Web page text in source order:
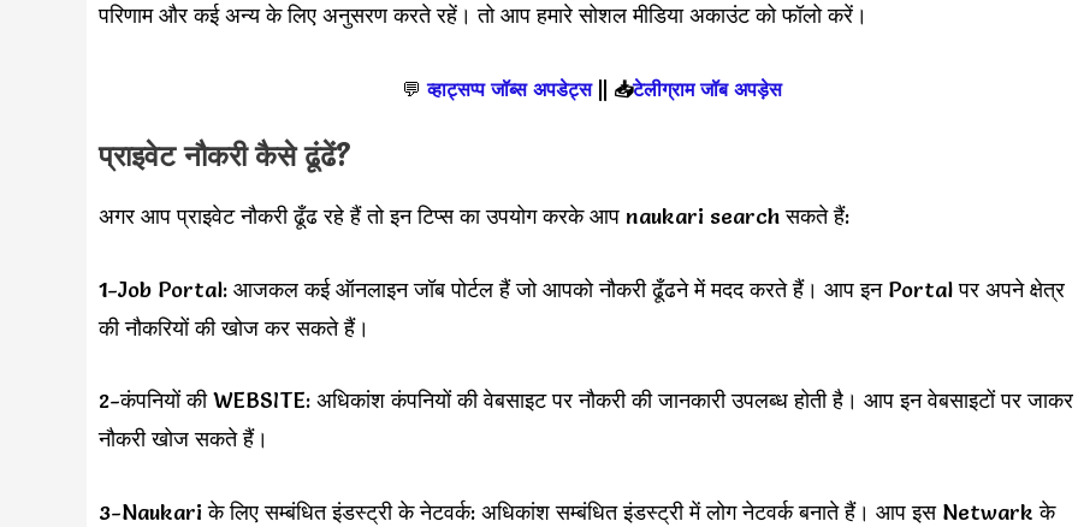
परिणाम और कई अन्य के लिए अनुसरण करते रहें। तो आप हमारे सोशल मीडिया अकाउंट को फॉलो करें।
💬 व्हाट्सप्प जॉब्स अपडेट्स|| 📥टेलीग्राम जॉब अपड़ेस
प्राइवेट नौकरी कैसे ढूंढें?
अगर आप प्राइवेट नौकरी ढूँढ रहे हैं तो इन टिप्स का उपयोग करके आप naukari search सकते हैं:
1-Job Portal: आजकल कई ऑनलाइन जॉब पोर्टल हैं जो आपको नौकरी ढूँढने में मदद करते हैं। आप इन Portal पर अपने क्षेत्र
की नौकरियों की खोज कर सकते हैं।
2-कंपनियों की WEBSITE: अधिकांश कंपनियों की वेबसाइट पर नौकरी की जानकारी उपलब्ध होती है। आप इन वेबसाइटों पर जाकर
नौकरी खोज सकते हैं।
3-Naukari के लिए सम्बंधित इंडस्ट्री के नेटवर्क: अधिकांश सम्बंधित इंडस्ट्री में लोग नेटवर्क बनाते हैं। आप इस Netwark के